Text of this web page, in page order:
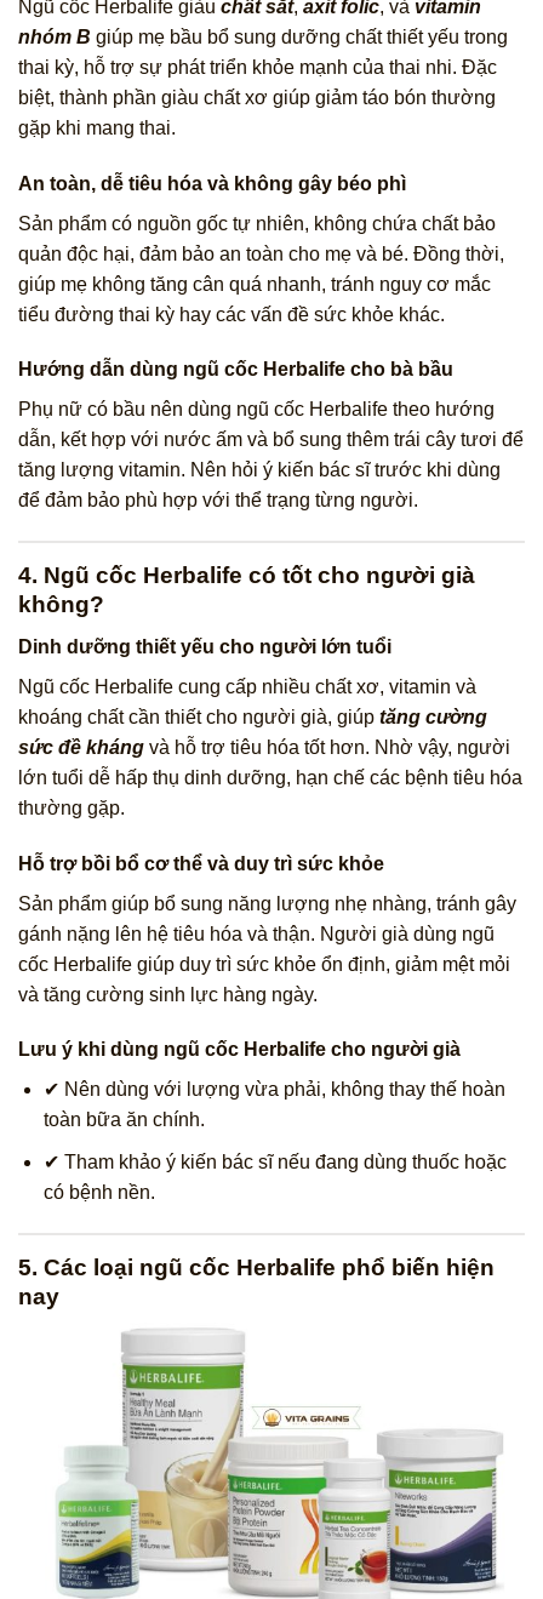
Ngũ cốc Herbalife giàu chất sắt, axit folic, và vitamin
nhóm B giúp mẹ bầu bổ sung dưỡng chất thiết yếu trong
thai kỳ, hỗ trợ sự phát triển khỏe mạnh của thai nhi. Đặc
biệt, thành phần giàu chất xơ giúp giảm táo bón thường
gặp khi mang thai.
An toàn, dễ tiêu hóa và không gây béo phì
Sản phẩm có nguồn gốc tự nhiên, không chứa chất bảo
quản độc hại, đảm bảo an toàn cho mẹ và bé. Đồng thời,
giúp mẹ không tăng cân quá nhanh, tránh nguy cơ mắc
tiểu đường thai kỳ hay các vấn đề sức khỏe khác.
Hướng dẫn dùng ngũ cốc Herbalife cho bà bầu
Phụ nữ có bầu nên dùng ngũ cốc Herbalife theo hướng
dẫn, kết hợp với nước ấm và bổ sung thêm trái cây tươi để
tăng lượng vitamin. Nên hỏi ý kiến bác sĩ trước khi dùng
để đảm bảo phù hợp với thể trạng từng người.
4. Ngũ cốc Herbalife có tốt cho người già
không?
Dinh dưỡng thiết yếu cho người lớn tuổi
Ngũ cốc Herbalife cung cấp nhiều chất xơ, vitamin và
khoáng chất cần thiết cho người già, giúp tăng cường
sức đề kháng và hỗ trợ tiêu hóa tốt hơn. Nhờ vậy, người
lớn tuổi dễ hấp thụ dinh dưỡng, hạn chế các bệnh tiêu hóa
thường gặp.
Hỗ trợ bồi bổ cơ thể và duy trì sức khỏe
Sản phẩm giúp bổ sung năng lượng nhẹ nhàng, tránh gây
gánh nặng lên hệ tiêu hóa và thận. Người già dùng ngũ
cốc Herbalife giúp duy trì sức khỏe ổn định, giảm mệt mỏi
và tăng cường sinh lực hàng ngày.
Lưu ý khi dùng ngũ cốc Herbalife cho người già
✔ Nên dùng với lượng vừa phải, không thay thế hoàn
toàn bữa ăn chính.
✔ Tham khảo ý kiến bác sĩ nếu đang dùng thuốc hoặc
có bệnh nền.
5. Các loại ngũ cốc Herbalife phổ biến hiện
nay